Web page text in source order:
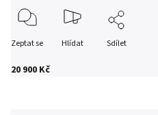
20 900 Kč
Zeptat se Hlídat Sdílet